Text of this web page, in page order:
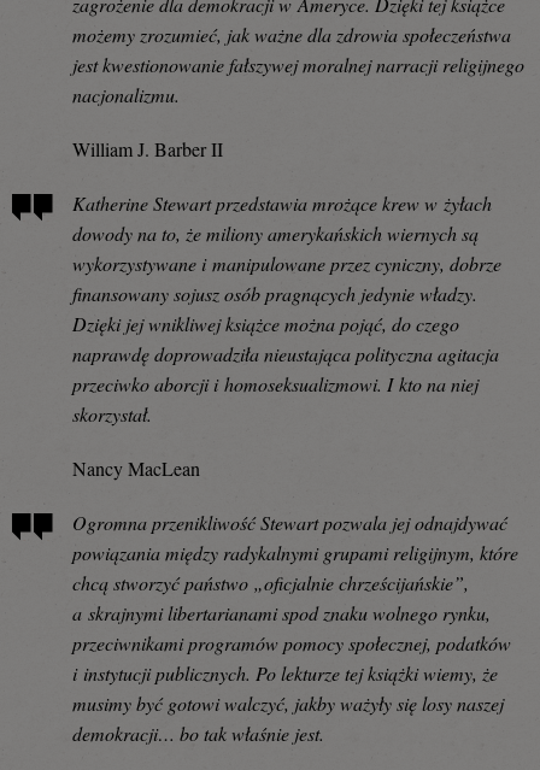
możemy zrozumieć, jak ważne dla zdrowia społeczeństwa
jest kwestionowanie fałszywej moralnej narracji religijnego
nacjonalizmu.
William J. Barber II
Katherine Stewart przedstawia mrożące krew w żyłach
dowody na to, że miliony amerykańskich wiernych są
wykorzystywane i manipulowane przez cyniczny, dobrze
finansowany sojusz osób pragnących jedynie władzy.
Dzięki jej wnikliwej książce można pojąć, do czego
naprawdę doprowadziła nieustająca polityczna agitacja
przeciwko aborcji i homoseksualizmowi. I kto na niej
skorzystał.
Nancy MacLean
Ogromna przenikliwość Stewart pozwala jej odnajdywać
powiązania między radykalnymi grupami religijnym, które
chcą stworzyć państwo „oficjalnie chrześcijańskie”,
a skrajnymi libertarianami spod znaku wolnego rynku,
przeciwnikami programów pomocy społecznej, podatków
i instytucji publicznych. Po lekturze tej książki wiemy, że
musimy być gotowi walczyć, jakby ważyły się losy naszej
demokracji… bo tak właśnie jest.